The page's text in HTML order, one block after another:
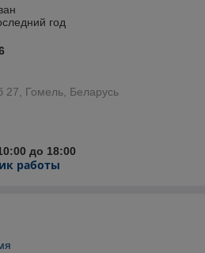
год
Гомель, Беларусь
до 18:00
работы